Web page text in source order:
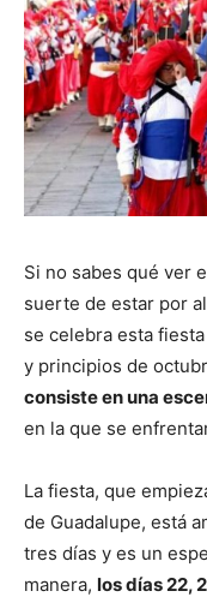
Si no sabes qué ver
suerte de estar por
se celebra esta
y principios de
consiste en una
en la que se
La fiesta, que
de Guadalupe, está
tres días y es un
manera, los días 22,